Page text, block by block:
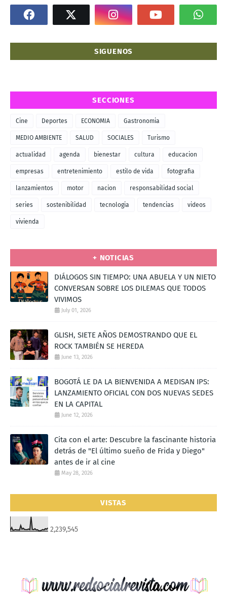
SIGUENOS
SECCIONES
Cine Deportes ECONOMIA Gastronomia
MEDIO AMBIENTE SALUD SOCIALES Turismo
actualidad agenda bienestar cultura educacion
empresas entretenimiento estilo de vida fotografia
lanzamientos motor nacion responsabilidad social
series sostenibilidad tecnologia tendencias videos
vivienda
+ NOTICIAS
DIÁLOGOS SIN TIEMPO: UNA ABUELA Y UN NIETO
CONVERSAN SOBRE LOS DILEMAS QUE TODOS
VIVIMOS
July 01, 2026
GLISH, SIETE AÑOS DEMOSTRANDO QUE EL
ROCK TAMBIÉN SE HEREDA
June 13, 2026
BOGOTÁ LE DA LA BIENVENIDA A MEDISAN IPS:
LANZAMIENTO OFICIAL CON DOS NUEVAS SEDES
EN LA CAPITAL
June 12, 2026
Cita con el arte: Descubre la fascinante historia
detrás de "El último sueño de Frida y Diego"
antes de ir al cine
May 28, 2026
VISTAS
2,239,545